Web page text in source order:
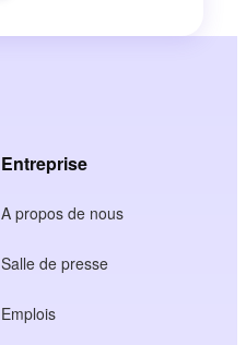
Entreprise
A propos de nous
Salle de presse
Emplois